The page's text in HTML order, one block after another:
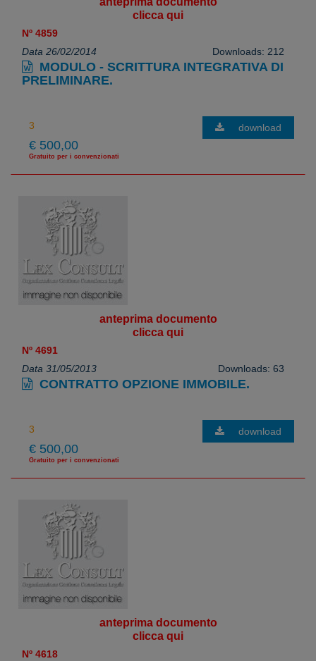
clicca qui
Nº 4859
Data 26/02/2014
Downloads: 212
MODULO - SCRITTURA INTEGRATIVA DI
PRELIMINARE.
€ 500,00
Gratuito per i convenzionati
download
anteprima documento
clicca qui
Nº 4691
Data 31/05/2013
Downloads: 63
CONTRATTO OPZIONE IMMOBILE.
€ 500,00
Gratuito per i convenzionati
download
anteprima documento
clicca qui
Nº 4618